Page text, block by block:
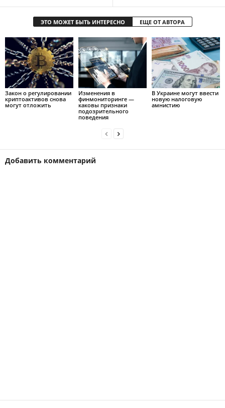
ЭТО МОЖЕТ БЫТЬ ИНТЕРЕСНО ЕЩЕ ОТ АВТОРА
Закон о регулировании
криптоактивов снова
могут отложить
Изменения в
финмониторинге —
каковы признаки
подозрительного
поведения
В Украине могут ввести
новую налоговую
амнистию
Добавить комментарий